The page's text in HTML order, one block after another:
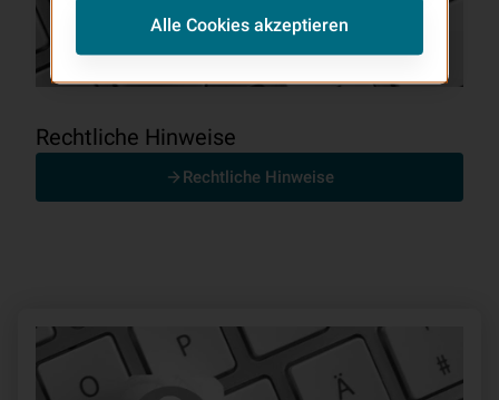
Rechtliche Hinweise
Rechtliche Hinweise
Alle Cookies akzeptieren